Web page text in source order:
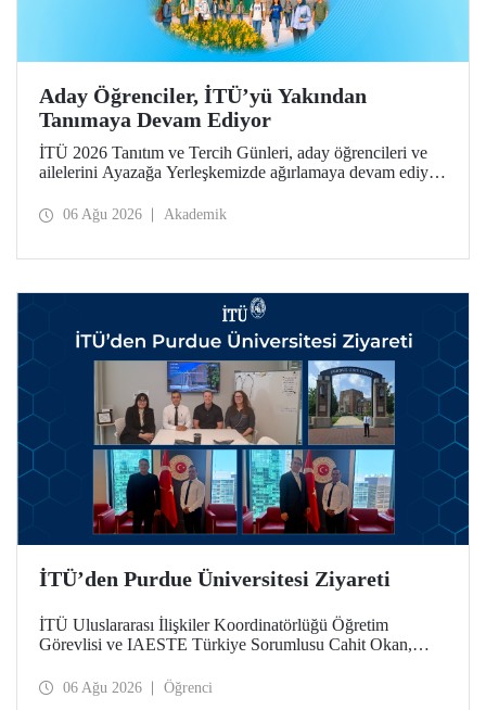
Aday Öğrenciler, İTÜ’yü Yakından
Tanımaya Devam Ediyor
İTÜ 2026 Tanıtım ve Tercih Günleri, aday öğrencileri ve
ailelerini Ayazağa Yerleşkemizde ağırlamaya devam ediyor.
ilgili fakülte ve birimler adaylara bilgi vermeye devam
06 Ağu 2026 Akademik
İTÜ’den Purdue Üniversitesi Ziyareti
İTÜ Uluslararası İlişkiler Koordinatörlüğü Öğretim
Görevlisi ve IAESTE Türkiye Sorumlusu Cahit Okan,
Temmuz tarihlerinde ABD’de dünyanın önde gelen
06 Ağu 2026 Öğrenci